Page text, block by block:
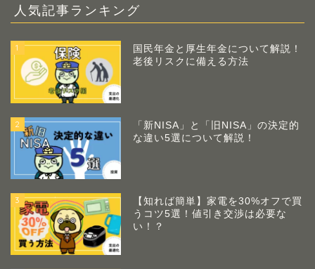
人気記事ランキング
1
国民年金と厚生年金について解説！
老後リスクに備える方法
2
「新NISA」と「旧NISA」の決定的
な違い5選について解説！
3
【知れば簡単】家電を30%オフで買
うコツ5選！値引き交渉は必要な
い！？